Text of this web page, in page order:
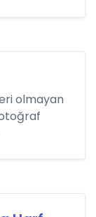
olmayan